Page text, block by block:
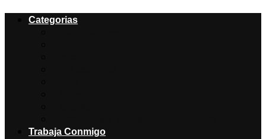
Categorias
Trabaja Conmigo